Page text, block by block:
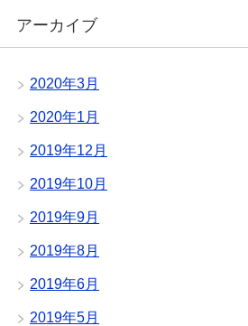
アーカイブ
2020年3月
2020年1月
2019年12月
2019年10月
2019年9月
2019年8月
2019年6月
2019年5月